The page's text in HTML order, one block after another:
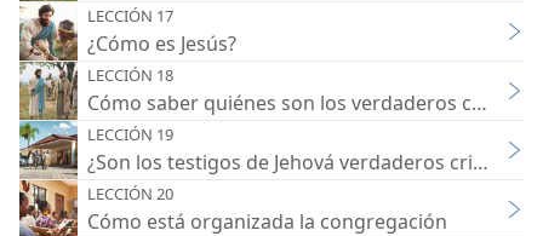
LECCIÓN 17
¿Cómo es Jesús?
LECCIÓN 18
Cómo saber quiénes son los verdaderos
LECCIÓN 19
¿Son los testigos de Jehová verdaderos
LECCIÓN 20
Cómo está organizada la congregación